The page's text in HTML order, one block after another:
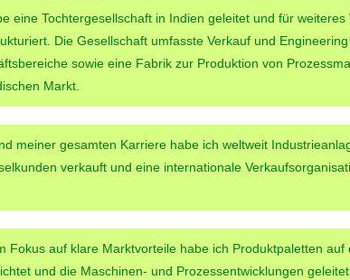
eine Tochtergesellschaft in Indien geleitet und für weiteres
Die Gesellschaft umfasste Verkauf und
sowie eine Fabrik zur Produktion von
Markt.
meiner gesamten Karriere habe ich weltweit
verkauft und eine internationale
Fokus auf klare Marktvorteile habe ich Produktpaletten auf
und die Maschinen- und Prozessentwicklungen